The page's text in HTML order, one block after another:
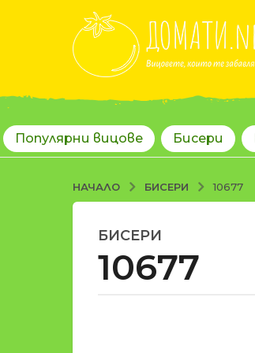
Популярни вицове Бисери
НАЧАЛО БИСЕРИ 10677
1
8
БИСЕРИ
10677